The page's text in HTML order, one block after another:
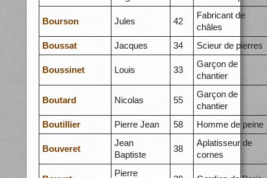
Bourson Jules 42
Fabricant de
châles
Boussat
Jacques 34 Scieur de pierres
Boussinet Louis 33
Garçon de
chantier
Boutard Nicolas 55
Garçon de
chantier
Boutillier
Pierre Jean 58 Homme de peine
Bouveret
Jean
Baptiste
38
Aplatisseur de
cornes
Pierre